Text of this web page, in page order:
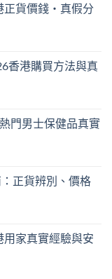
貨價錢・真假分
香港購買方法與真
門男士保健品真實
正貨辨別、價格
家真實經驗與安